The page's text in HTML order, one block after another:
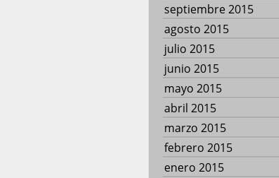
septiembre 2015
agosto 2015
julio 2015
junio 2015
mayo 2015
abril 2015
marzo 2015
febrero 2015
enero 2015